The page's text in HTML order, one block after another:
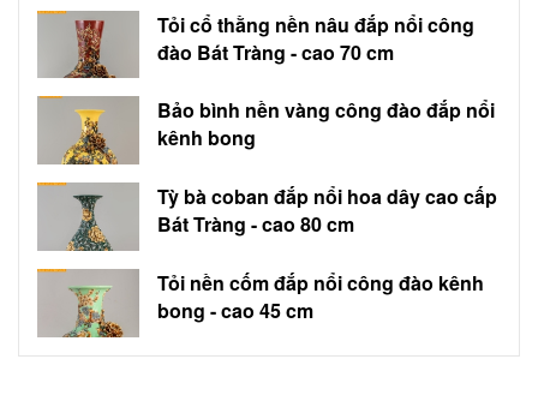
Tỏi cổ thằng nền nâu đắp nổi công
đào Bát Tràng - cao 70 cm
Bảo bình nền vàng công đào đắp nổi
kênh bong
Tỳ bà coban đắp nổi hoa dây cao cấp
Bát Tràng - cao 80 cm
Tỏi nền cốm đắp nổi công đào kênh
bong - cao 45 cm